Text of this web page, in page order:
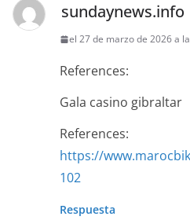
sundaynews.info
el 27 de marzo de 2026 a
References:
Gala casino gibraltar
References:
https://
102
Respuesta